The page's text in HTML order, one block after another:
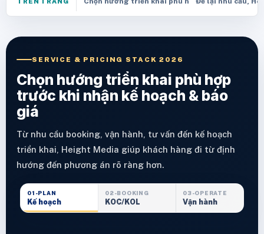
SERVICE & PRICING STACK 2026
Chọn hướng triển khai phù hợp
trước khi nhận kế hoạch & báo
giá
Từ nhu cầu booking, vận hành, tư vấn đến kế hoạch
triển khai, Height Media giúp khách hàng đi từ định
hướng đến phương án rõ ràng hơn.
01-PLAN
Kế hoạch
02-BOOKING
KOC/KOL
03-OPERATE
Vận hành